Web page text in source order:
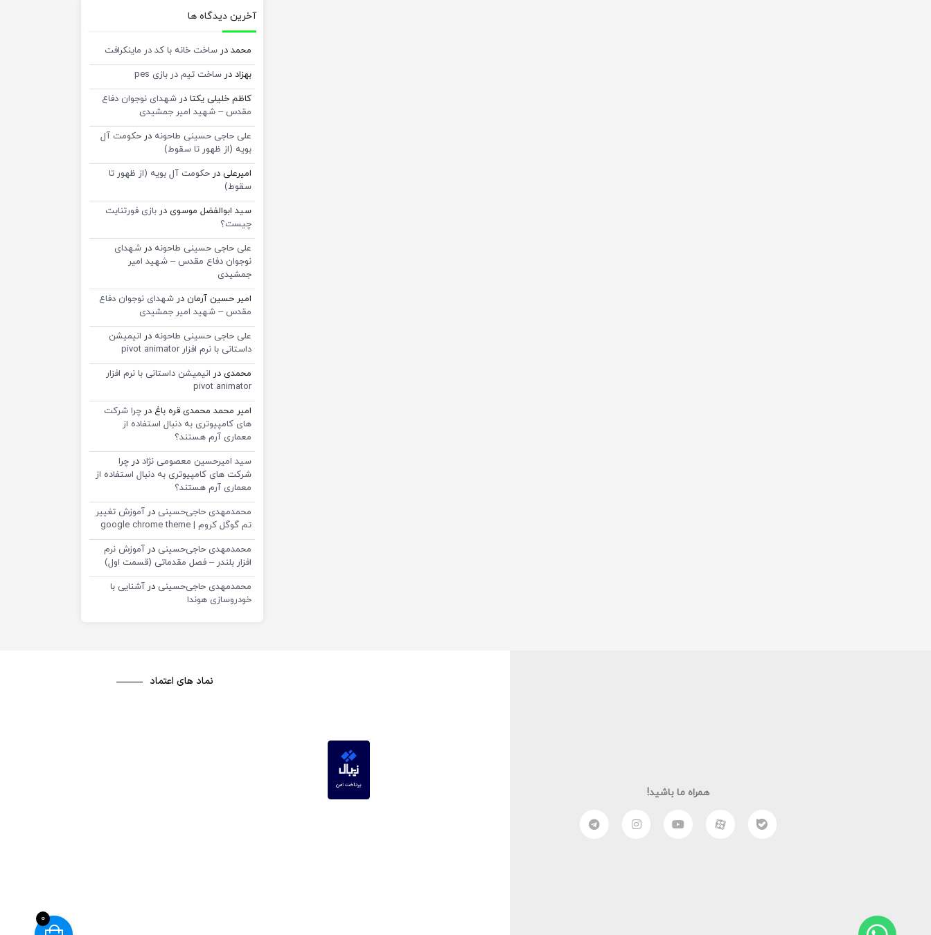
آخرین دیدگاه ها
محمد درساخت خانه با کد در ماینکرافت
بهزاد درساخت تیم در بازی pes
کاظم خلیلی یکتا درشهدای نوجوان دفاع
مقدس – شهید امیر جمشیدی
علی حاجی حسینی طاحونه درحکومت آل
بویه (از ظهور تا سقوط)
امیرعلی درحکومت آل بویه (از ظهور تا
سقوط)
سید ابوالفضل موسوی دربازی فورتنایت
چیست؟
علی حاجی حسینی طاحونه درشهدای
نوجوان دفاع مقدس – شهید امیر
جمشیدی
امیر حسین آرمان درشهدای نوجوان دفاع
مقدس – شهید امیر جمشیدی
علی حاجی حسینی طاحونه در انیمیشن
داستانی با نرم افزار pivot animator
محمدی در انیمیشن داستانی با نرم افزار
pivot animator
امیر محمد محمدی قره باغ درچرا شرکت
های کامپیوتری به دنبال استفاده از
معماری آرم هستند؟
سید امیرحسین معصومی نژاد درچرا
شرکت های کامپیوتری به دنبال استفاده از
معماری آرم هستند؟
محمدمهدی حاجی‌حسینی درآموزش تغییر
تم گوگل کروم | google chrome theme
محمدمهدی حاجی‌حسینی درآموزش نرم
افزار بلندر – فصل مقدماتی (قسمت اول)
محمدمهدی حاجی‌حسینی درآشنایی با
خودروسازی هوندا
نماد های اعتماد
0